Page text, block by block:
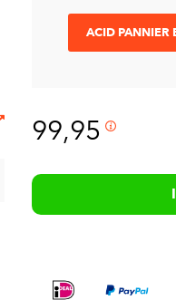
ACID PANNIER
99,95